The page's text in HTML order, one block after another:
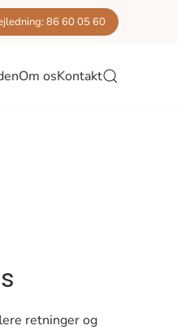
86 60 05 60
Om osKontakt
retninger og